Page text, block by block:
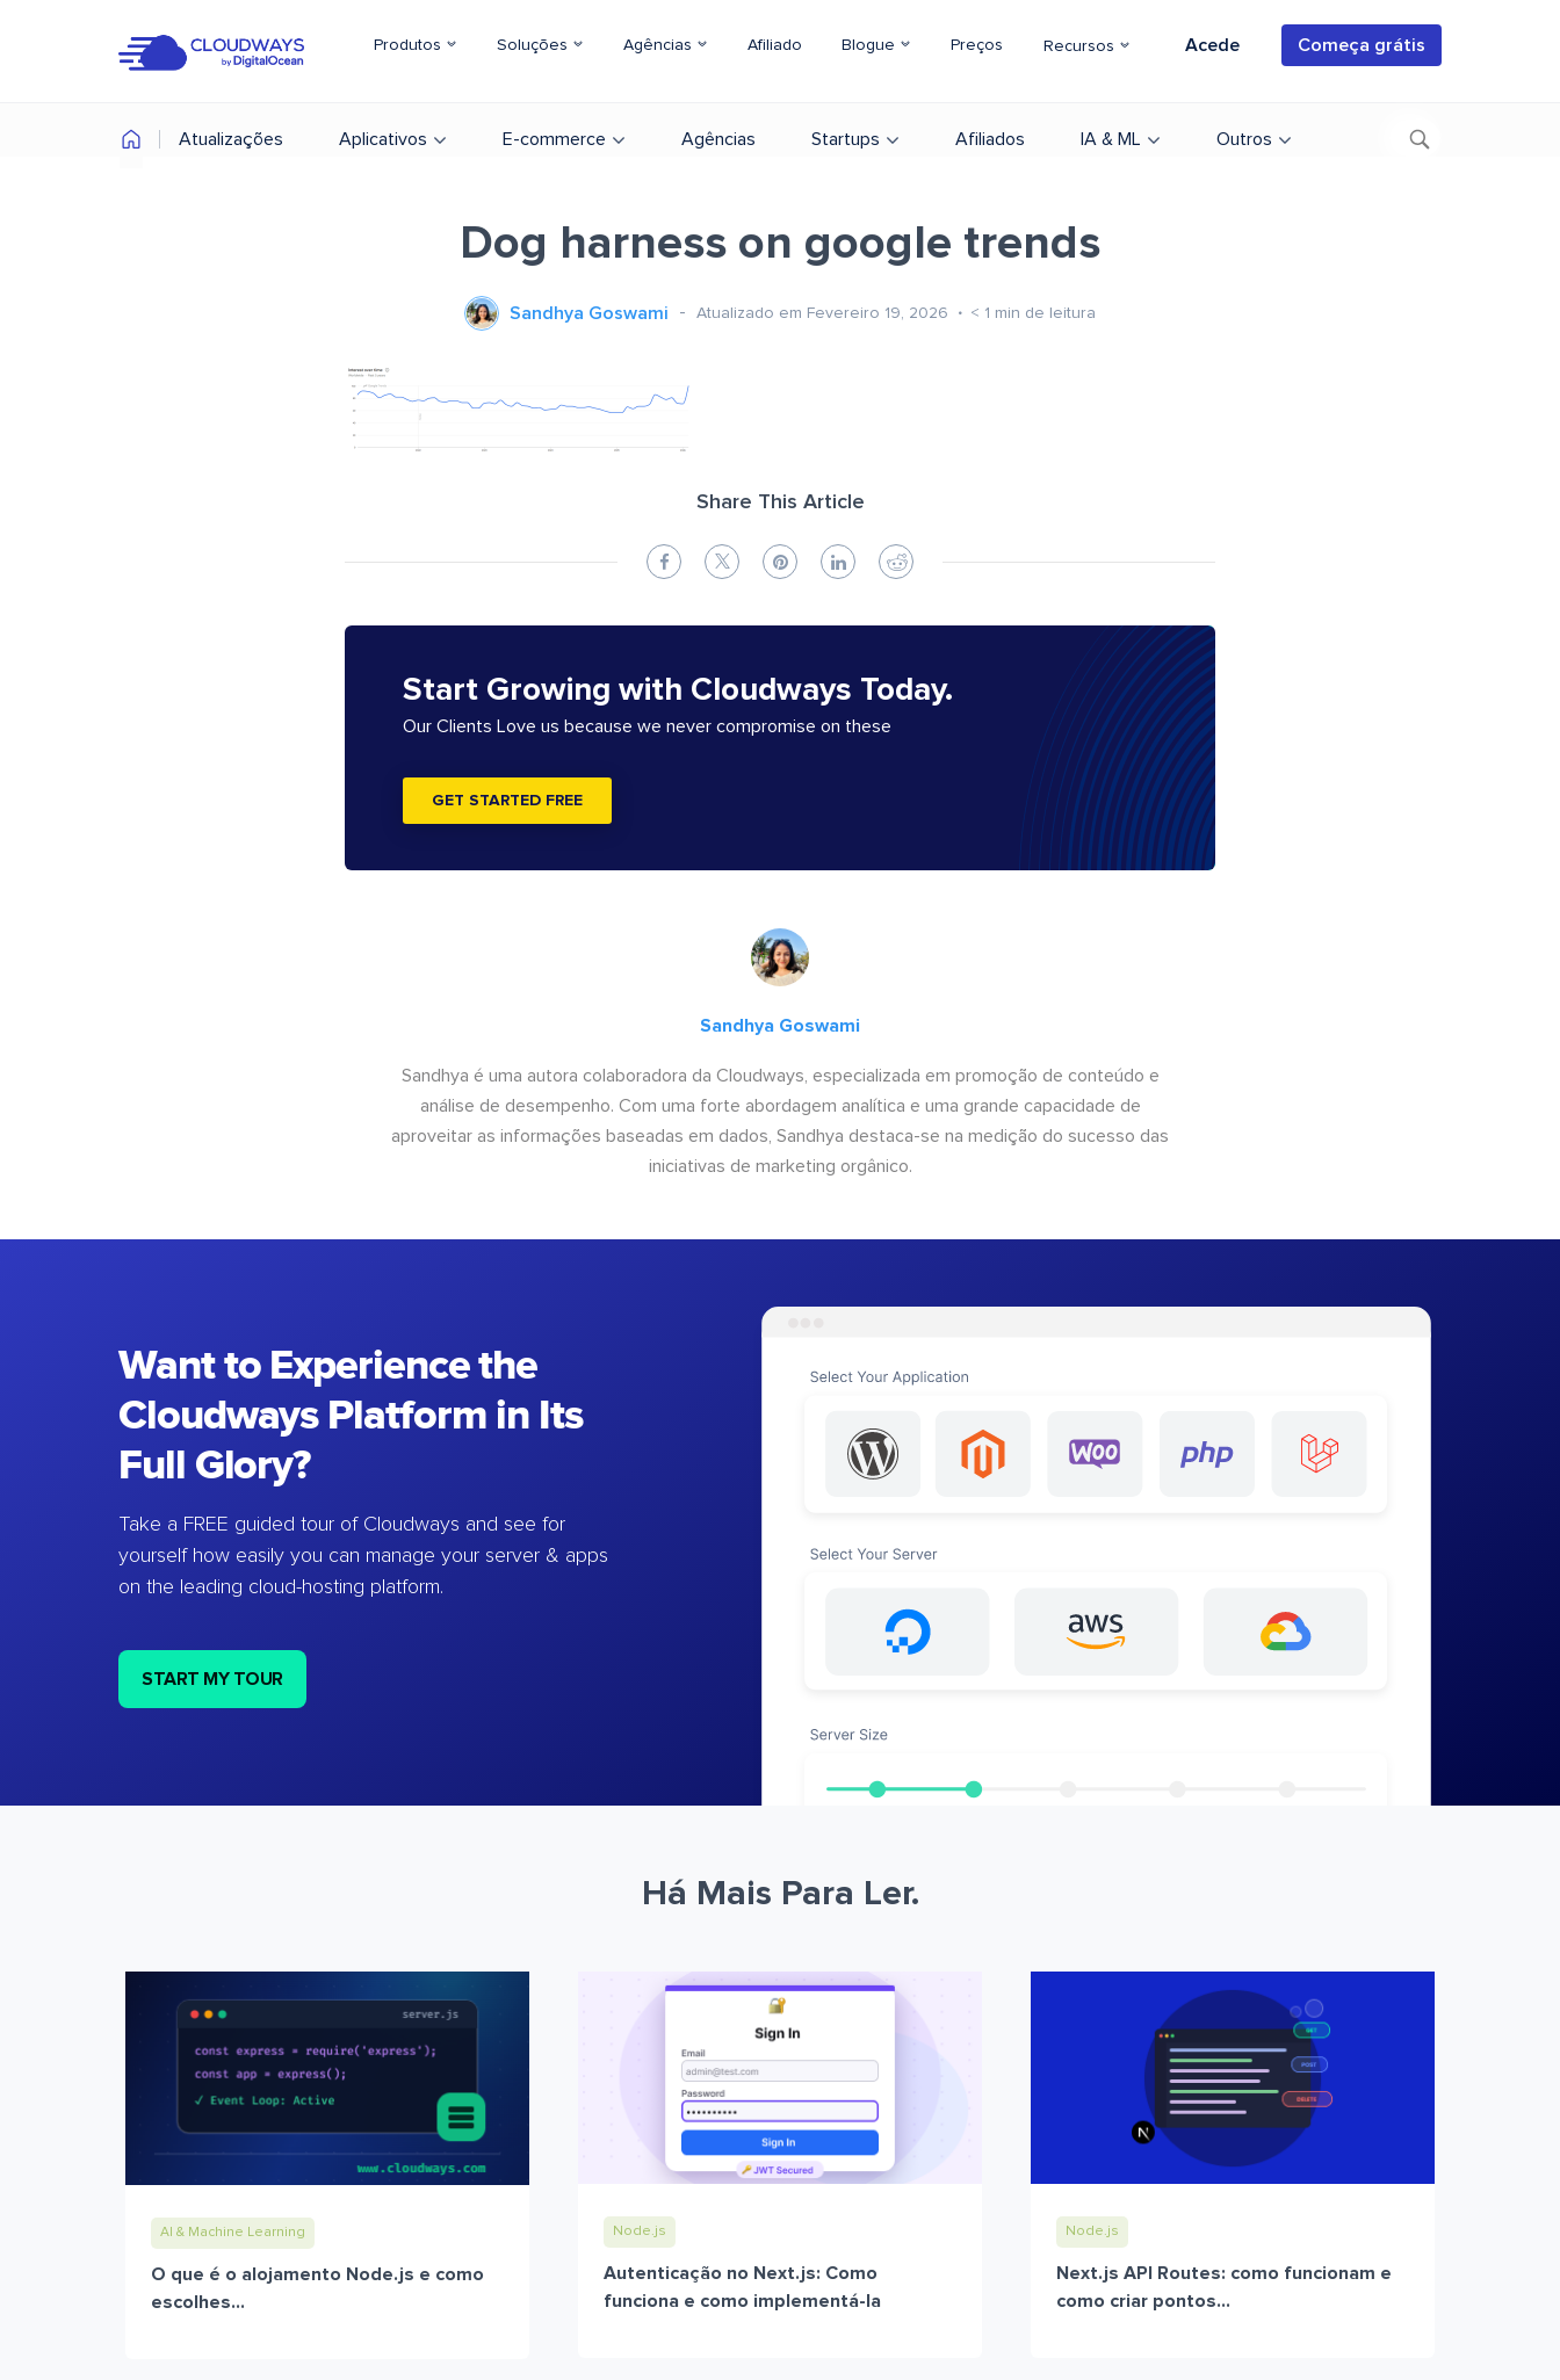
Produtos Soluções Agências Afiliado Blogue Preços Recursos Acede Começa grátis
Atualizações Aplicativos E-commerce Agências Startups Afiliados IA & ML Outros
Dog harness on google trends
Sandhya Goswami Atualizado em Fevereiro 19, 2026 < 1 min de leitura
Share This Article
Start Growing with Cloudways Today.
Our Clients Love us because we never compromise on these
GET STARTED FREE
Sandhya Goswami
Sandhya é uma autora colaboradora da Cloudways, especializada em promoção de conteúdo e
análise de desempenho. Com uma forte abordagem analítica e uma grande capacidade de
aproveitar as informações baseadas em dados, Sandhya destaca-se na medição do sucesso das
iniciativas de marketing orgânico.
Want to Experience the
Cloudways Platform in Its
Full Glory?
Take a FREE guided tour of Cloudways and see for
yourself how easily you can manage your server & apps
on the leading cloud-hosting platform.
START MY TOUR
Há Mais Para Ler.
AI & Machine Learning
O que é o alojamento Node.js e como
escolhes...
Node.js
Autenticação no Next.js: Como
funciona e como implementá-la
Node.js
Next.js API Routes: como funcionam e
como criar pontos...